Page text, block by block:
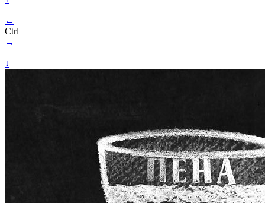
←
Ctrl
→
↓